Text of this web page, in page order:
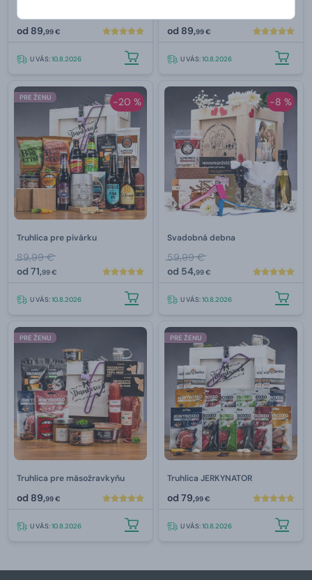
od 89,99 €
U VÁS:10.8.2026
od 89,99 €
U VÁS:10.8.2026
-20 %
PRE ŽENU
Truhlica pre pivárku
89,99 €
od 71,99 €
U VÁS:10.8.2026
-8 %
Svadobná debna
59,99 €
od 54,99 €
U VÁS:10.8.2026
PRE ŽENU
Truhlica pre mäsožravkyňu
od 89,99 €
U VÁS:10.8.2026
PRE ŽENU
Truhlica JERKYNATOR
od 79,99 €
U VÁS:10.8.2026